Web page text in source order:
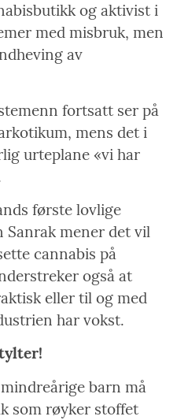
og aktivist i
med misbruk, men
av
fortsatt ser på
mens det i
urteplane «vi har
første lovlige
Sanrak mener det vil
cannabis på
også at
eller til og med
har vokst.
barn må
som røyker stoffet